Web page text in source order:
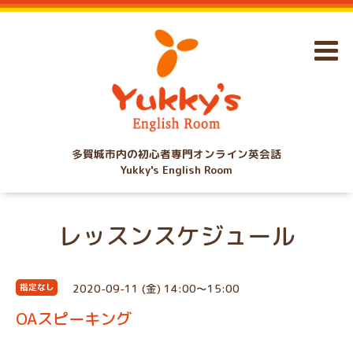
多賀城市内の初心者専門オンライン英会話
Yukky's English Room
レッスンスケジュール
指定なし 2020-09-11 (金) 14:00～15:00
OAスピーキング